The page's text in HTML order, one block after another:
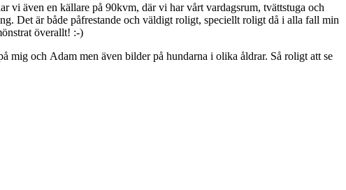
även en källare på 90kvm, där vi har vårt vardagsrum, tvättstuga och
Det är både påfrestande och väldigt roligt, speciellt roligt då i alla fall min
överallt! :-)
och Adam men även bilder på hundarna i olika åldrar. Så roligt att se